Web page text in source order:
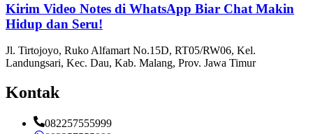
Kirim Video Notes di WhatsApp Biar Chat Makin
Hidup dan Seru!
Jl. Tirtojoyo, Ruko Alfamart No.15D, RT05/RW06, Kel.
Landungsari, Kec. Dau, Kab. Malang, Prov. Jawa Timur
Kontak
082257555999